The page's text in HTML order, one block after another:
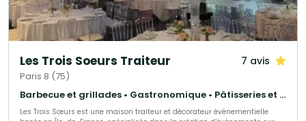
Les Trois Soeurs Traiteur 7 avis
Paris 8 (75)
Barbecue et grillades • Gastronomique • Pâtisseries et desserts
Les Trois Sœurs est une maison traiteur et décorateur événementielle